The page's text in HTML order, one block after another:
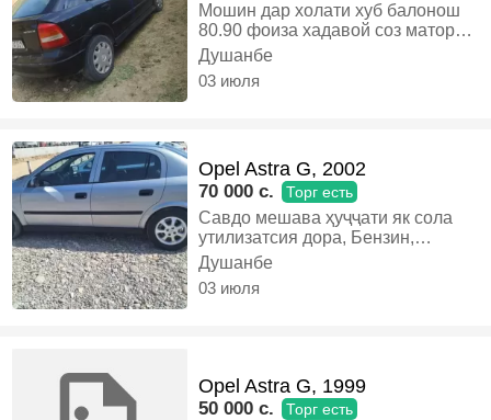
Мошин дар холати хуб балонош
80.90 фоиза хадавой соз матор
каробка звер утил дакумент дора
хулас мошин хаматараф ачоибот
сумдаркор, Газ-бензин, Механика,
Душанбе
03 июля
Opel Astra G, 2002
70 000 c. Торг есть
Савдо мешава ҳуҷҷати як сола
утилизатсия дора, Бензин,
Механика, Хэтчбек
Душанбе
03 июля
Opel Astra G, 1999
50 000 c. Торг есть